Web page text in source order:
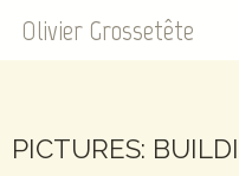
Olivier Grossetête
PICTURES: